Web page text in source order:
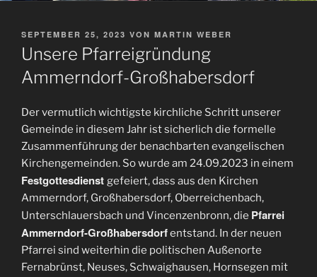
VERÖFFENTLICHT
AM
SEPTEMBER 25, 2023 VON MARTIN WEBER
Unsere Pfarreigründung
Ammerndorf-Großhabersdorf
Der vermutlich wichtigste kirchliche Schritt unserer
Gemeinde in diesem Jahr ist sicherlich die formelle
Zusammenführung der benachbarten evangelischen
Kirchengemeinden. So wurde am 24.09.2023 in einem
Festgottesdienst gefeiert, dass aus den Kirchen
Ammerndorf, Großhabersdorf, Oberreichenbach,
Unterschlauersbach und Vincenzenbronn, die Pfarrei
Ammerndorf-Großhabersdorfentstand. In der neuen
Pfarrei sind weiterhin die politischen Außenorte
Fernabrünst, Neuses, Schwaighausen, Hornsegen mit